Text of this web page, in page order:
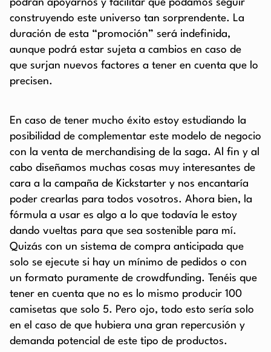
podrán apoyarnos y facilitar que podamos seguir
construyendo este universo tan sorprendente. La
duración de esta “promoción” será indefinida,
aunque podrá estar sujeta a cambios en caso de
que surjan nuevos factores a tener en cuenta que lo
precisen.
En caso de tener mucho éxito estoy estudiando la
posibilidad de complementar este modelo de negocio
con la venta de merchandising de la saga. Al fin y al
cabo diseñamos muchas cosas muy interesantes de
cara a la campaña de Kickstarter y nos encantaría
poder crearlas para todos vosotros. Ahora bien, la
fórmula a usar es algo a lo que todavía le estoy
dando vueltas para que sea sostenible para mí.
Quizás con un sistema de compra anticipada que
solo se ejecute si hay un mínimo de pedidos o con
un formato puramente de crowdfunding. Tenéis que
tener en cuenta que no es lo mismo producir 100
camisetas que solo 5. Pero ojo, todo esto sería solo
en el caso de que hubiera una gran repercusión y
demanda potencial de este tipo de productos.